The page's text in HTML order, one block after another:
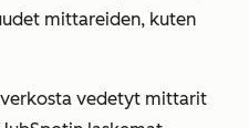
mittareiden, kuten
vedetyt mittarit